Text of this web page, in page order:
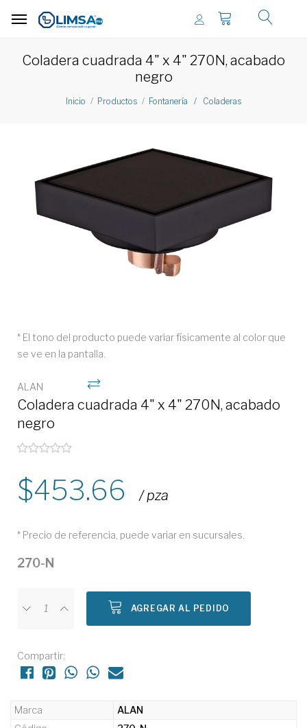
Coladera cuadrada 4" x 4" 270N, acabado
negro
Inicio Productos Fontanería / Coladeras
* El tono del producto puede variar físicamente al color que
se ve en la pantalla.
ALAN
Coladera cuadrada 4" x 4" 270N, acabado
negro
453.66 / pza
* Precio de referencia, puede variar en sucursales.
270-N
AGREGAR AL PEDIDO
Compartir:
Marca
ALAN